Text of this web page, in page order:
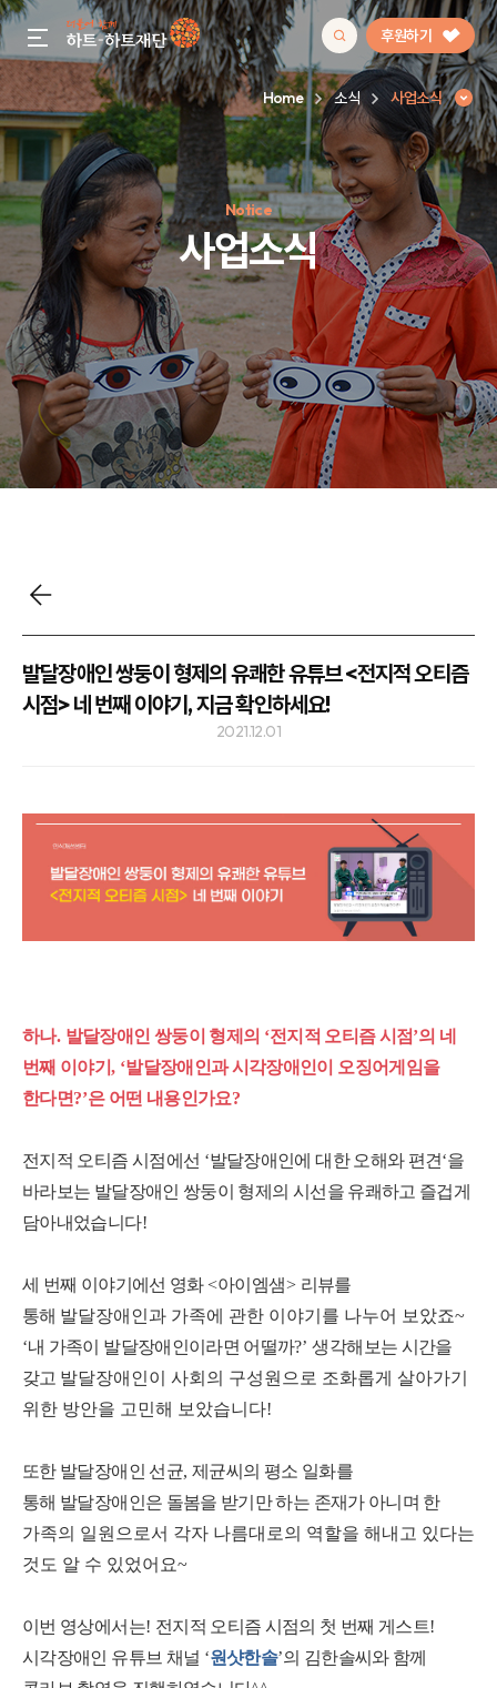
gnb menu open 후원하기
인기 키워드
#정기후원#하트플레이스#캠페인#팬덤후원
Home 소식 사업소식
Notice
사업소식
사업소식
발달장애인 쌍둥이 형제의 유쾌한 유튜브 <전지적 오티즘
시점> 네 번째 이야기, 지금 확인하세요!
2021.12.01
하나. 발달장애인 쌍둥이 형제의 ‘전지적 오티즘 시점’의 네
번째 이야기, ‘발달장애인과 시각장애인이 오징어게임을
한다면?’은 어떤 내용인가요?
전지적 오티즘 시점에선 ‘발달장애인에 대한 오해와 편견‘을
바라보는 발달장애인 쌍둥이 형제의 시선을 유쾌하고 즐겁게
담아내었습니다!
세 번째 이야기에선 영화 <아이엠샘> 리뷰를
통해 발달장애인과 가족에 관한 이야기를 나누어 보았죠~
‘내 가족이 발달장애인이라면 어떨까?’생각해보는 시간을
갖고 발달장애인이 사회의 구성원으로 조화롭게 살아가기
위한 방안을 고민해 보았습니다!
또한 발달장애인 선균, 제균씨의 평소 일화를
통해 발달장애인은 돌봄을 받기만 하는 존재가 아니며 한
가족의 일원으로서 각자 나름대로의 역할을 해내고 있다는
것도 알 수 있었어요~
이번 영상에서는! 전지적 오티즘 시점의 첫 번째 게스트!
시각장애인 유튜브 채널 ‘원샷한솔’의 김한솔씨와 함께